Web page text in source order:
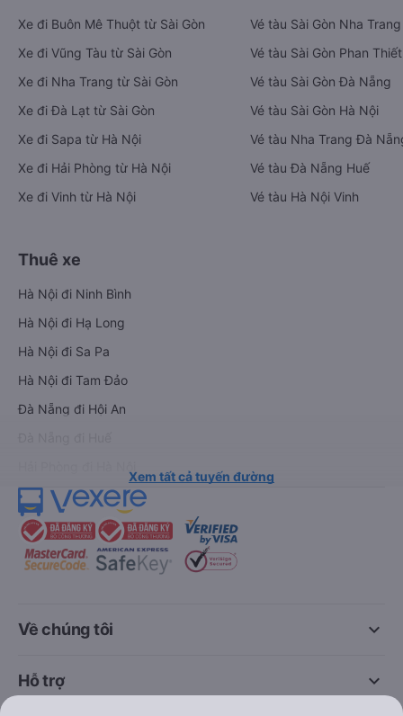
Xe đi Buôn Mê Thuột từ Sài Gòn
Xe đi Vũng Tàu từ Sài Gòn
Xe đi Nha Trang từ Sài Gòn
Xe đi Đà Lạt từ Sài Gòn
Xe đi Sapa từ Hà Nội
Xe đi Hải Phòng từ Hà Nội
Xe đi Vinh từ Hà Nội
Vé tàu Sài Gòn Nha Trang
Vé tàu Sài Gòn Phan Thiết
Vé tàu Sài Gòn Đà Nẵng
Vé tàu Sài Gòn Hà Nội
Vé tàu Nha Trang Đà
Vé tàu Đà Nẵng Huế
Vé tàu Hà Nội Vinh
Thuê xe
Hà Nội đi Ninh Bình
Hà Nội đi Hạ Long
Hà Nội đi Sa Pa
Hà Nội đi Tam Đảo
Đà Nẵng đi Hội An
Xem tất cả tuyến đường
keyboard_arrow_down
Về chúng tôi
keyboard_arrow_down
Hỗ trợ